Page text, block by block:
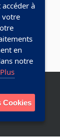
à
votre
en
notre
Plus
Cookies